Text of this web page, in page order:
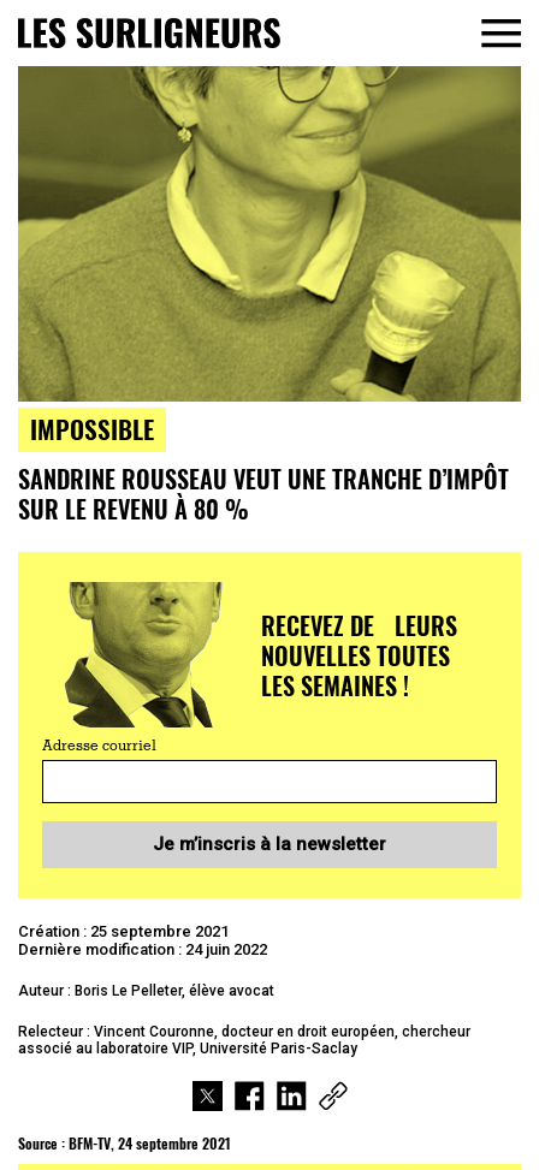
IMPOSSIBLE
SANDRINE ROUSSEAU VEUT UNE TRANCHE D’IMPÔT
SUR LE REVENU À 80 %
RECEVEZ DE LEURS
NOUVELLES TOUTES
LES SEMAINES !
Adresse courriel
Je m’inscris à la newsletter
Création : 25 septembre 2021
Dernière modification : 24 juin 2022
Auteur : Boris Le Pelleter, élève avocat
Relecteur : Vincent Couronne, docteur en droit européen, chercheur
associé au laboratoire VIP, Université Paris-Saclay
Source :BFM-TV, 24 septembre 2021